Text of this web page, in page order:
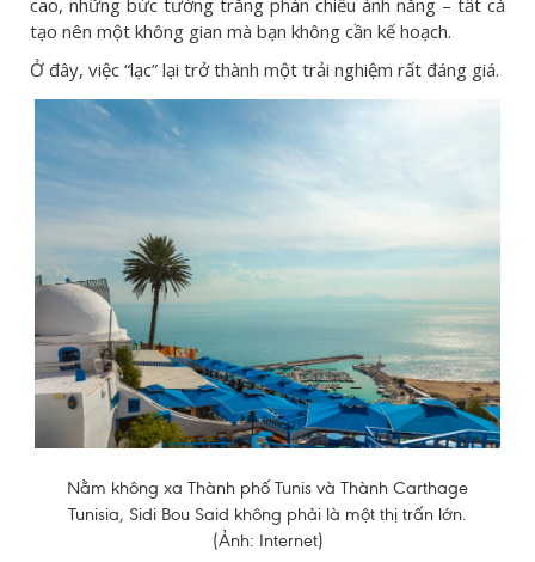
tạo nên một không gian mà bạn không cần kế hoạch.
Ở đây, việc “lạc” lại trở thành một trải nghiệm rất đáng giá.
Nằm không xa Thành phố Tunis và Thành Carthage
Tunisia, Sidi Bou Said không phải là một thị trấn lớn.
(Ảnh: Internet)